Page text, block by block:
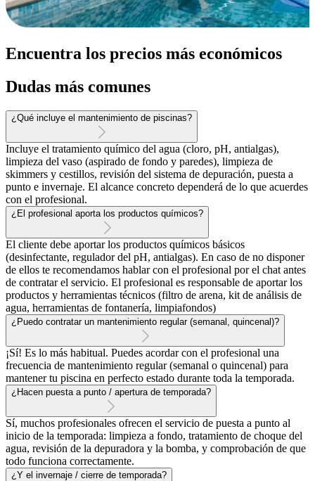
Encuentra los precios más económicos
Dudas más comunes
¿Qué incluye el mantenimiento de piscinas?
Incluye el tratamiento químico del agua (cloro, pH, antialgas),
limpieza del vaso (aspirado de fondo y paredes), limpieza de
skimmers y cestillos, revisión del sistema de depuración, puesta a
punto e invernaje. El alcance concreto dependerá de lo que acuerdes
con el profesional.
¿El profesional aporta los productos químicos?
El cliente debe aportar los productos químicos básicos
(desinfectante, regulador del pH, antialgas). En caso de no disponer
de ellos te recomendamos hablar con el profesional por el chat antes
de contratar el servicio. El profesional es responsable de aportar los
productos y herramientas técnicos (filtro de arena, kit de análisis de
agua, herramientas de fontanería, limpiafondos)
¿Puedo contratar un mantenimiento regular (semanal, quincenal)?
¡Sí! Es lo más habitual. Puedes acordar con el profesional una
frecuencia de mantenimiento regular (semanal o quincenal) para
mantener tu piscina en perfecto estado durante toda la temporada.
¿Hacen puesta a punto / apertura de temporada?
Sí, muchos profesionales ofrecen el servicio de puesta a punto al
inicio de la temporada: limpieza a fondo, tratamiento de choque del
agua, revisión de la depuradora y la bomba, y comprobación de que
todo funciona correctamente.
¿Y el invernaje / cierre de temporada?